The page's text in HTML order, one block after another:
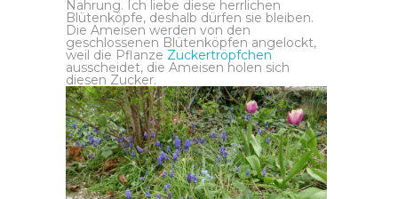
Nahrung. Ich liebe diese herrlichen
Blütenköpfe, deshalb dürfen sie bleiben.
Die Ameisen werden von den
geschlossenen Blütenköpfen angelockt,
weil die Pflanze Zuckertröpfchen
ausscheidet, die Ameisen holen sich
diesen Zucker.